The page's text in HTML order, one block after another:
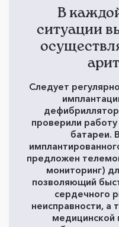
В
ситуации
Следует
проверили
батареи.
предложен
мониторинг)
позволяющий
сердечного
неисправности, а
медицинской